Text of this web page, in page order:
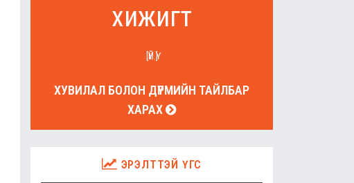
хижигт
[ҮЙ.Ү]
ХУВИЛАЛ БОЛОН ДҮРМИЙН ТАЙЛБАР
ХАРАХ
ЭРЭЛТТЭЙ ҮГС